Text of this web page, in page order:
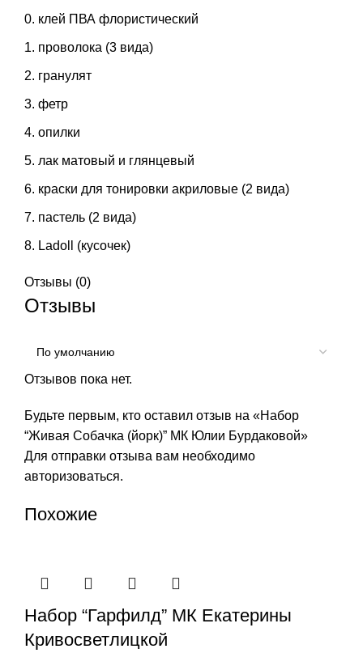
клей ПВА флористический
проволока (3 вида)
гранулят
фетр
опилки
лак матовый и глянцевый
краски для тонировки акриловые (2 вида)
пастель (2 вида)
Ladoll (кусочек)
Отзывы (0)
Отзывы
Отзывов пока нет.
Будьте первым, кто оставил отзыв на «Набор
“Живая Собачка (йорк)” МК Юлии Бурдаковой»
Для отправки отзыва вам необходимо
авторизоваться.
Похожие
Набор “Гарфилд” МК Екатерины
Кривосветлицкой